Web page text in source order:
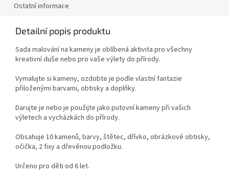
Ostatní informace
Detailní popis produktu
Sada malování na kameny je oblíbená aktivita pro všechny
kreativní duše nebo pro vaše výlety do přírody.
Vymalujte si kameny, ozdobte je podle vlastní fantazie
přiloženými barvami, obtisky a doplňky.
Darujte je nebo je použijte jako putovní kameny při vašich
výletech a vycházkách do přírody.
Obsahuje 10 kamenů, barvy, štětec, dřívko, obrázkové obtisky,
očička, 2 fixy a dřevěnou podložku.
Určeno pro děti od 6 let.